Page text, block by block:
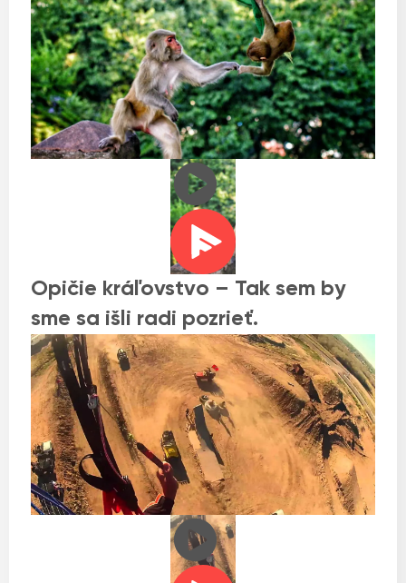
Opičie kráľovstvo – Tak sem by
sme sa išli radi pozrieť.